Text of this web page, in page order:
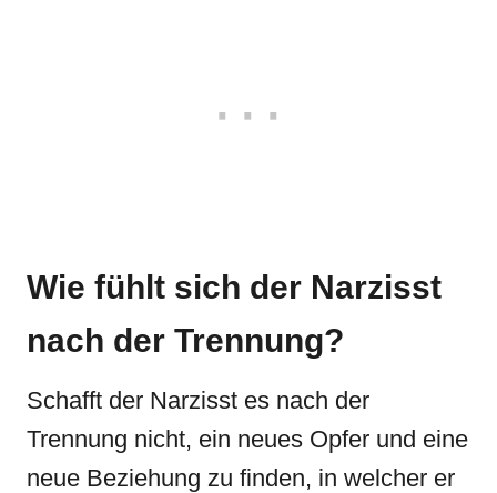
Wie fühlt sich der Narzisst
nach der Trennung?
Schafft der Narzisst es nach der
Trennung nicht, ein neues Opfer und eine
neue Beziehung zu finden, in welcher er